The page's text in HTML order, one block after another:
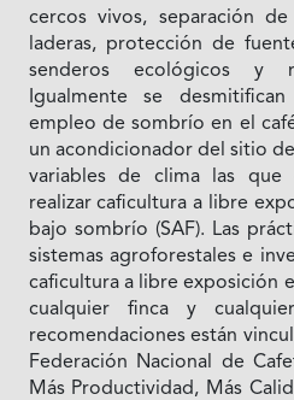
cercos vivos, separación
laderas, protección de
senderos ecológicos y
Igualmente se
empleo de sombrío en el
un acondicionador del sitio
variables de clima las que
realizar caficultura a libre
bajo sombrío (SAF). Las
sistemas agroforestales e
caficultura a libre exposición
cualquier finca y
recomendaciones están
Federación Nacional de
Más Productividad, Más